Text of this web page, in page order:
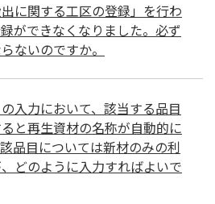
出に関する工区の登録」を行わ
ができなくなりました。必ず
ないのですか。
の入力において、該当する品目
と再生資材の名称が自動的に
品目については新材のみの利
どのように入力すればよいで